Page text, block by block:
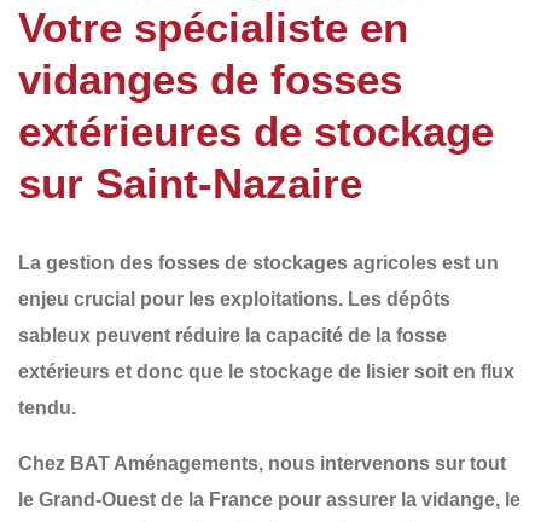
Votre spécialiste en
vidanges de fosses
extérieures de stockage
sur Saint-Nazaire
La gestion des fosses de stockages agricoles est un
enjeu crucial pour les exploitations. Les dépôts
sableux peuvent réduire la capacité de la fosse
extérieurs et donc que le stockage de lisier soit en flux
tendu.
Chez BAT Aménagements, nous intervenons sur tout
le Grand-Ouest de la France pour assurer la vidange, le